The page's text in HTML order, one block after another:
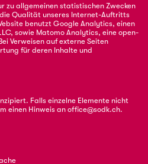
zu allgemeinen statistischen Zwecken
Qualität unseres Internet-Auftritts
benutzt Google Analytics, einen
sowie Matomo Analytics, eine open-
Verweisen auf externe Seiten
für deren Inhalte und
Falls einzelne Elemente nicht
einen Hinweis an office@sodk.ch.